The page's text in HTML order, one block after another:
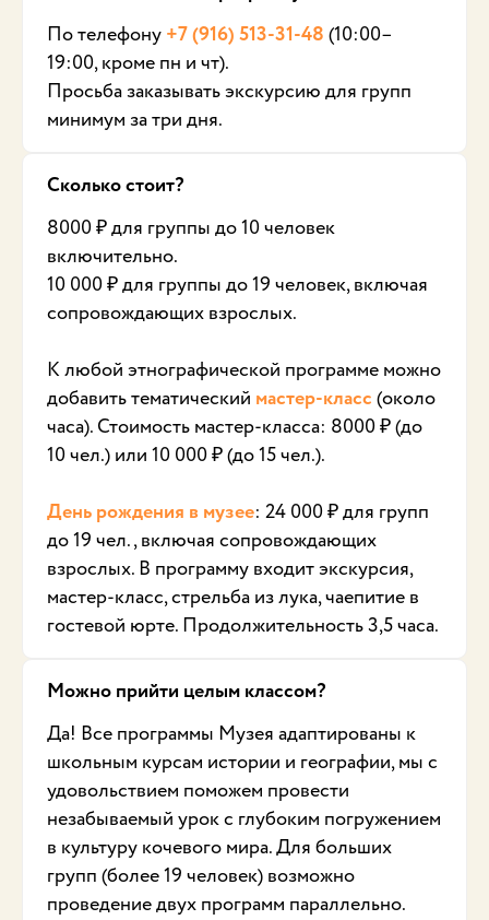
По телефону +7 (916) 513-31-48 (10:00–
19:00, кроме пн и чт).
Просьба заказывать экскурсию для групп
минимум за три дня.
Сколько стоит?
8000 ₽ для группы до 10 человек
включительно.
10 000 ₽ для группы до 19 человек, включая
сопровождающих взрослых.
К любой этнографической программе можно
добавить тематический мастер-класс (около
часа). Стоимость мастер-класса: 8000 ₽ (до
10 чел.) или 10 000 ₽ (до 15 чел.).
День рождения в музее: 24 000 ₽ для групп
до 19 чел., включая сопровождающих
взрослых. В программу входит экскурсия,
мастер-класс, стрельба из лука, чаепитие в
гостевой юрте. Продолжительность 3,5 часа.
Можно прийти целым классом?
Да! Все программы Музея адаптированы к
школьным курсам истории и географии, мы с
удовольствием поможем провести
незабываемый урок с глубоким погружением
в культуру кочевого мира. Для больших
групп (более 19 человек) возможно
проведение двух программ параллельно.